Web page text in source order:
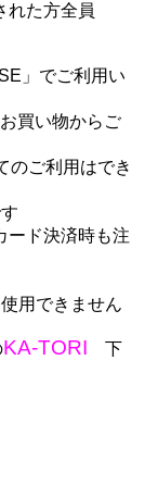
れた方全員
」でご利用い
買い物からご
のご利用はでき
ード決済時も注
用できません
KA-TORI 下